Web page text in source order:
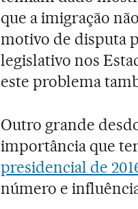
que a imigração
motivo de disputa
legislativo nos
este problema
Outro grande
importância que
presidencial de
número e